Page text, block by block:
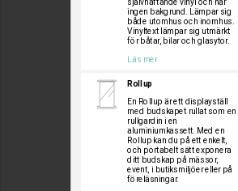
självhäftande vinyl och har
ingen bakgrund. Lämpar sig
både utomhus och inomhus.
Vinyltext lämpar sig utmärkt
för båtar, bilar och glasytor.
Läs mer
Rollup
En Rollup är ett displayställ
med budskapet rullat som en
rullgardin i en
aluminiumkassett. Med en
Rollup kan du på ett enkelt,
och portabelt sätt exponera
ditt budskap på mässor,
event, i butiksmiljöer eller på
föreläsningar.